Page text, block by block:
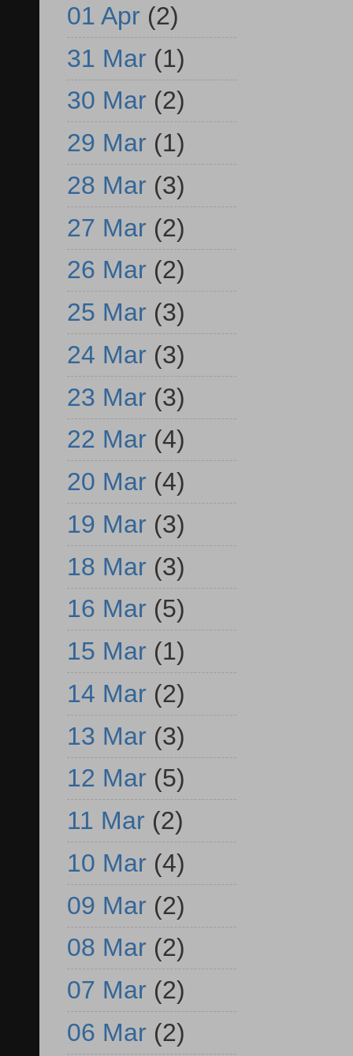
01 Apr (2)
31 Mar (1)
30 Mar (2)
29 Mar (1)
28 Mar (3)
27 Mar (2)
26 Mar (2)
25 Mar (3)
24 Mar (3)
23 Mar (3)
22 Mar (4)
20 Mar (4)
19 Mar (3)
18 Mar (3)
16 Mar (5)
15 Mar (1)
14 Mar (2)
13 Mar (3)
12 Mar (5)
11 Mar (2)
10 Mar (4)
09 Mar (2)
08 Mar (2)
07 Mar (2)
06 Mar (2)